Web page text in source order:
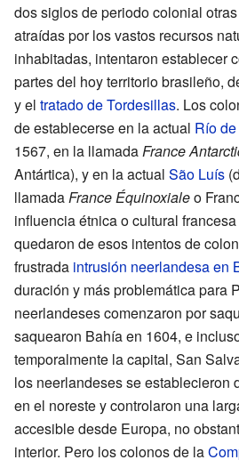
dos siglos de periodo colonial
atraídas por los vastos recursos
inhabitadas, intentaron establecer
partes del hoy territorio brasileño,
y el tratado de Tordesillas. Los
de establecerse en la actual Río
1567, en la llamada France
Antártica), y en la actual São Luís
llamada France Équinoxialeo
influencia étnica o cultural
quedaron de esos intentos de
frustrada intrusión neerlandesa en
duración y más problemática para
neerlandeses comenzaron por
saquearon Bahía en 1604, e
temporalmente la capital, San
los neerlandeses se establecieron
en el noreste y controlaron una
accesible desde Europa, no
interior. Pero los colonos de la